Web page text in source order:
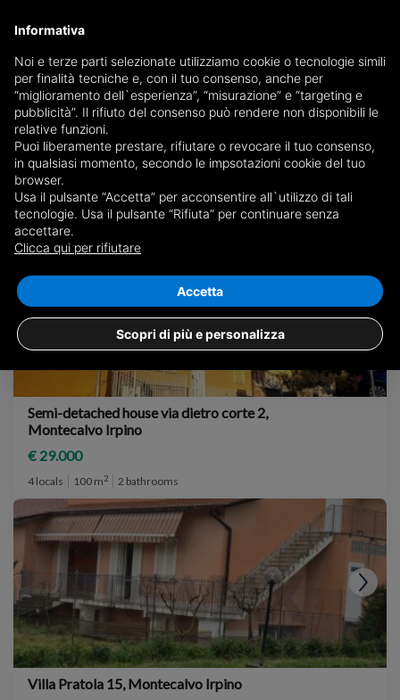
Save search
2 results forproperties for sale in
Montecalvo Irpino
Semi-detached house via dietro corte 2,
Montecalvo Irpino
€ 29.000
4 locals 100 m2 2 bathrooms
Villa Pratola 15, Montecalvo Irpino
+
−
Informativa
Noi e terze parti selezionate utilizziamo cookie o tecnologie simili
per finalità tecniche e, con il tuo consenso, anche per
“miglioramento dell`esperienza”, “misurazione” e “targeting e
pubblicità”. Il rifiuto del consenso può rendere non disponibili le
relative funzioni.
Puoi liberamente prestare, rifiutare o revocare il tuo consenso,
in qualsiasi momento, secondo le impsotazioni cookie del tuo
browser.
Usa il pulsante “Accetta” per acconsentire all`utilizzo di tali
tecnologie. Usa il pulsante “Rifiuta” per continuare senza
accettare.
Clicca qui per rifiutare
Scopri di più e personalizza
Accetta